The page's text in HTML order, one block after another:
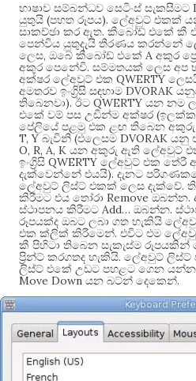
භාෂාව සම්බන්ධව සෙටිංස් සැකසීමට
යුතුයි (පහත රූපය). ලේඅවුට් එකක්
සාකච්ඡා කර ඇත. කීබෝඩ් එකේ කී
පෙන්විය යුතුදැයි තීරණය කරන්නේ
ලෙස, ඔබේ කීබෝඩ් එකේ A අකුර
අකුර පෙනේවි. සම්මතයක් ලෙස අප
අක්ෂර ලේඅවුට් එක QWERTY
අමතරව ඉංග්‍රිසි සඳහාම DVORAK
තිබෙනවා).ඊට QWERTY යන නම
එකේ වම් පස උඩින්ම අක්ෂර (
පේලියේ පළමු එක ළඟ තිබෙන
T, Yබැවිනි (එලෙසම DVORAK යනු
O, R, A, K යන අකුරු ඇති ලේඅවුට්
ඉංග්‍රිසි QWERTY ලේඅවුට් එක තේරී
දැක්වෙන්නේ එයයි). දැනට
ලේඅවුට් ලිස්ට් එකක් ලෙස දැක්වේ.
කිරීමට එය තෝරා Removeඔබන්න.
ස්ථාපනය කිරීමට Add… ඔබන්න.
රූපයක්ද ඔබට ලබා ගත හැකියි
එක ක්ලික් කිරීමෙන්. එවිට එම
කී පිහිටා තිබෙන සැකැස්ම රූපයකින්
ප්‍රින්ට් කරගතද හැකියි. ලේඅවුට්
ලිස්ට් එකේ උඩට පහළට ගෙන
Move Down යන බට්න් දෙකෙන්.